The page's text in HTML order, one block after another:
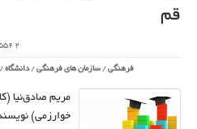
قم
2 556
فرهنگی / سازمان های فرهنگی /دانشگاه
مریم صادق‌نیا
خوارزمی)